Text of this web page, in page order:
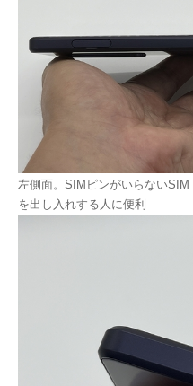
左側面。SIMピンがいらない
を出し入れする人に便利